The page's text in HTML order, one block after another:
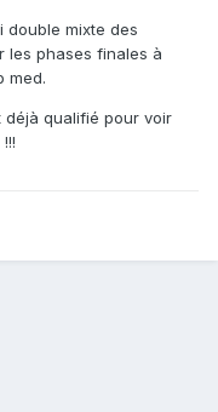
double mixte des
les phases finales à
med.
qualifié pour voir